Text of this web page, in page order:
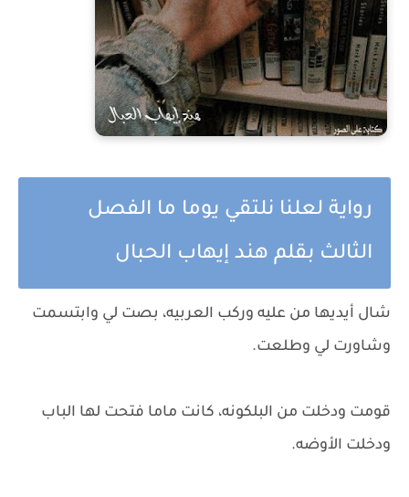
رواية لعلنا نلتقي يوما ما الفصل
الثالث بقلم هند إيهاب الحبال
شال أيديها من عليه وركب العربيه، بصت لي وابتسمت
وشاورت لي وطلعت.
قومت ودخلت من البلكونه، كانت ماما فتحت لها الباب
ودخلت الأوضه.